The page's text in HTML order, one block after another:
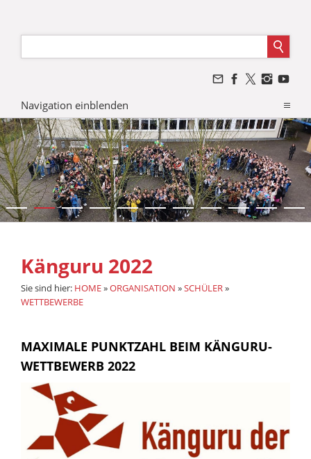
Navigation einblenden
Känguru 2022
Sie sind hier: HOME»ORGANISATION »SCHÜLER»
WETTBEWERBE
MAXIMALE PUNKTZAHL BEIM KÄNGURU-
WETTBEWERB 2022